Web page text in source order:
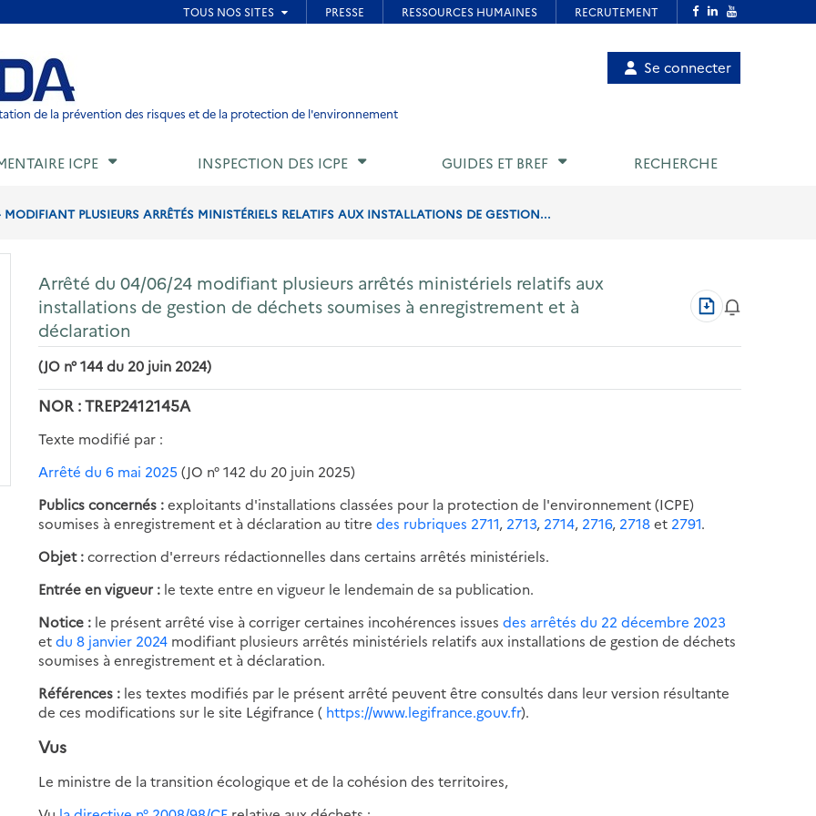
de page
de la prévention des risques et de la protection de l'environnement
Menu
utilisateur
Se connecter
ICPE INSPECTION DES ICPE GUIDES ET BREF RECHERCHE
PLUSIEURS ARRÊTÉS MINISTÉRIELS RELATIFS AUX INSTALLATIONS DE GESTION...
Arrêté du 04/06/24 modifiant plusieurs arrêtés ministériels relatifs aux
installations de gestion de déchets soumises à enregistrement et à
déclaration
Télécharger
au
(JO n° 144 du 20 juin 2024)
NOR : TREP2412145A
Texte modifié par :
Arrêté du 6 mai 2025(JO n° 142 du 20 juin 2025)
Publics concernés :exploitants d'installations classées pour la protection de l'environnement (ICPE)
soumises à enregistrement et à déclaration au titredes rubriques 2711, 2713, 2714, 2716, 2718et 2791.
Objet :correction d'erreurs rédactionnelles dans certains arrêtés ministériels.
Entrée en vigueur : le texte entre en vigueur le lendemain de sa publication.
Notice : le présent arrêté vise à corriger certaines incohérences issuesdes arrêtés du 22 décembre 2023
etdu 8 janvier 2024 modifiant plusieurs arrêtés ministériels relatifs aux installations de gestion de déchets
soumises à enregistrement et à déclaration.
Références : les textes modifiés par le présent arrêté peuvent être consultés dans leur version résultante
de ces modifications sur le site Légifrance ( https://www.legifrance.gouv.fr).
Vus
Le ministre de la transition écologique et de la cohésion des territoires,